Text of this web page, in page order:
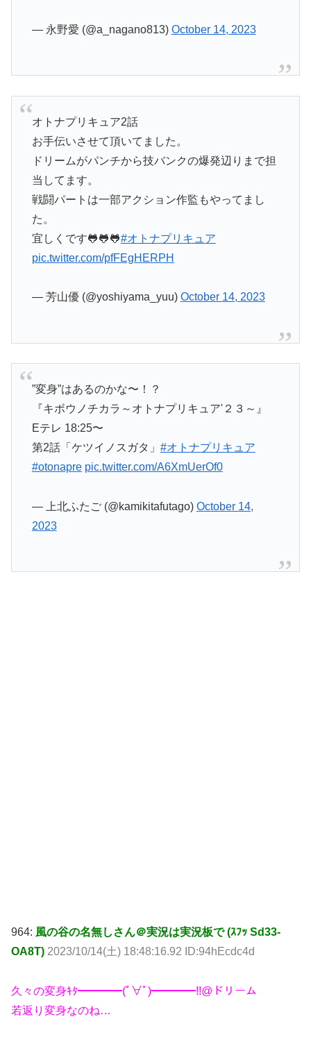
— 永野愛 (@a_nagano813) October 14, 2023
オトナプリキュア2話
お手伝いさせて頂いてました。
ドリームがパンチから技バンクの爆発辺りまで担
当してます。
戦闘パートは一部アクション作監もやってまし
た。
宜しくです🐸🐸🐸#オトナプリキュア
pic.twitter.com/pfFEgHERPH
— 芳山優 (@yoshiyama_yuu) October 14, 2023
”変身”はあるのかな〜！？
『キボウノチカラ～オトナプリキュア'２３～』
Eテレ 18:25〜
第2話「ケツイノスガタ」 #オトナプリキュア
#otonapre pic.twitter.com/A6XmUerOf0
— 上北ふたご (@kamikitafutago) October 14,
2023
964: 風の谷の名無しさん＠実況は実況板で (ｽﾌｯ Sd33-
OA8T) 2023/10/14(土) 18:48:16.92 ID:94hEcdc4d
久々の変身ｷﾀ━━━━(ﾟ∀ﾟ)━━━━!!@ドリーム
若返り変身なのね…